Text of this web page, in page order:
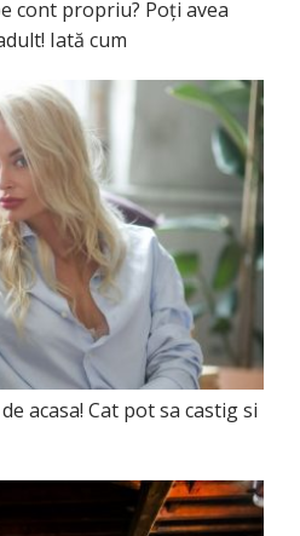
cont propriu? Poţi avea
Iată cum
acasa! Cat pot sa castig si